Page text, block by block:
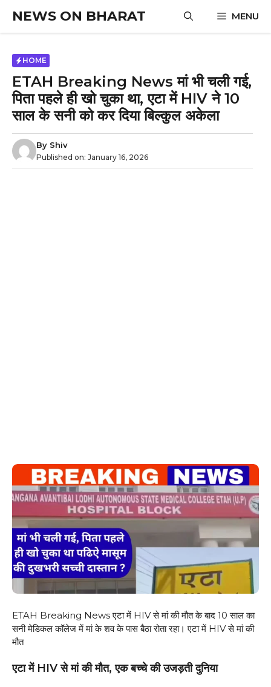
content
NEWS ON BHARAT MENU
HOME
ETAH Breaking News मां भी चली गई,
पिता पहले ही खो चुका था, एटा में HIV ने 10
साल के सनी को कर दिया बिल्कुल अकेला
By Shiv
Published on: January 16, 2026
ETAH Breaking News एटा में HIV से मां की मौत के बाद 10 साल का
सनी मेडिकल कॉलेज में मां के शव के पास बैठा रोता रहा। एटा में HIV से मां की
मौत
एटा में HIV से मां की मौत, एक बच्चे की उजड़ती दुनिया